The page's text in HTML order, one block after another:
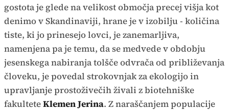
gostota je glede na velikost območja precej višja kot
denimo v Skandinaviji, hrane je v izobilju - količina
tiste, ki jo prinesejo lovci, je zanemarljiva,
namenjena pa je temu, da se medvede v obdobju
jesenskega nabiranja tolšče odvrača od približevanja
človeku, je povedal strokovnjak za ekologijo in
upravljanje prostoživečih živali z biotehniške
fakulteteKlemen Jerina. Z naraščanjem populacije